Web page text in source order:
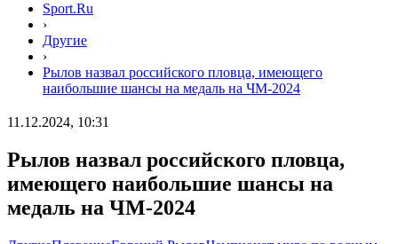
Sport.Ru
›
Другие
›
Рылов назвал российского пловца, имеющего
наибольшие шансы на медаль на ЧМ-2024
11.12.2024, 10:31
Рылов назвал российского пловца,
имеющего наибольшие шансы на
медаль на ЧМ-2024